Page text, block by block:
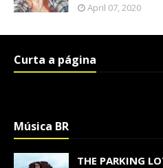
April 07, 2020
Curta a página
Música BR
THE PARKING